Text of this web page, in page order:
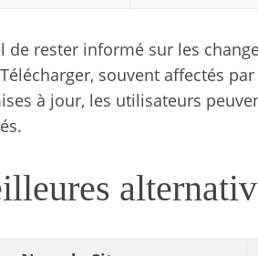
de rester informé sur les
souvent affectés
à jour, les utilisateurs